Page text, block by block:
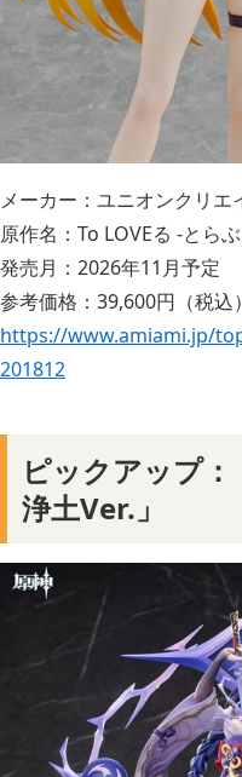
メーカー：ユニオンクリエ
原作名：To LOVEる -とら
発売月：2026年11月予定
参考価格：39,600円（税込）
https://www.amiami.jp/
201812
ピックアップ
浄土Ver.」